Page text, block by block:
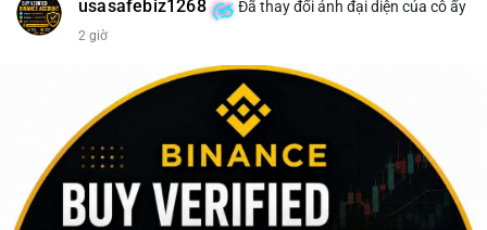
usasafebiz1268 Đã thay đổi ảnh đại diện của cô ấy
2 giờ